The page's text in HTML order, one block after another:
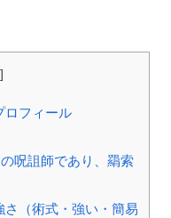
]
ロフィール
呪詛師であり、羂索
（術式・強い・簡易